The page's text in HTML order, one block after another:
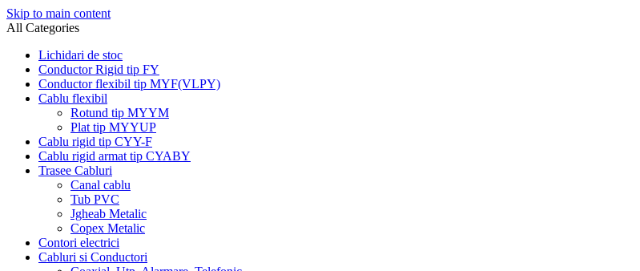
Skip to main content
All Categories
Lichidari de stoc
Conductor Rigid tip FY
Conductor flexibil tip MYF(VLPY)
Cablu flexibil
Rotund tip MYYM
Plat tip MYYUP
Cablu rigid tip CYY-F
Cablu rigid armat tip CYABY
Trasee Cabluri
Canal cablu
Tub PVC
Jgheab Metalic
Copex Metalic
Contori electrici
Cabluri si Conductori